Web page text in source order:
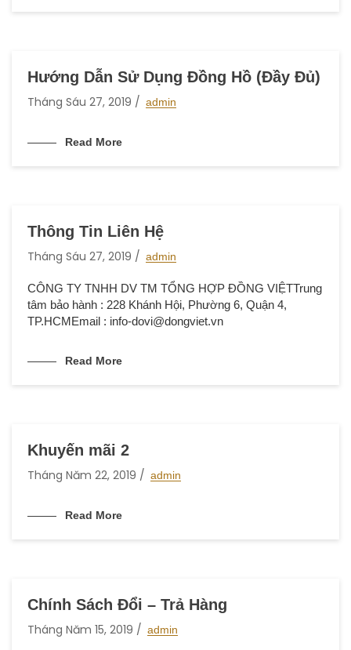
Hướng Dẫn Sử Dụng Đồng Hồ (Đầy Đủ)
Tháng Sáu 27, 2019 admin
Read More
Thông Tin Liên Hệ
Tháng Sáu 27, 2019 admin
CÔNG TY TNHH DV TM TỔNG HỢP ĐỒNG VIỆTTrung
tâm bảo hành : 228 Khánh Hội, Phường 6, Quận 4,
TP.HCMEmail : info-dovi@dongviet.vn
Read More
Khuyến mãi 2
Tháng Năm 22, 2019 admin
Read More
Chính Sách Đổi – Trả Hàng
Tháng Năm 15, 2019 admin